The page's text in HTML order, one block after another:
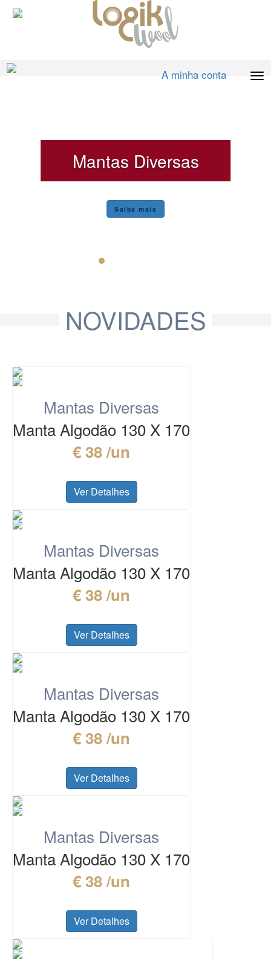
A minha conta
Mantas Diversas
Saiba mais
NOVIDADES
Mantas Diversas
Manta Algodão 130 X 170
€ 38 /un
Ver Detalhes
Mantas Diversas
Manta Algodão 130 X 170
€ 38 /un
Ver Detalhes
Mantas Diversas
Manta Algodão 130 X 170
€ 38 /un
Ver Detalhes
Mantas Diversas
Manta Algodão 130 X 170
€ 38 /un
Ver Detalhes